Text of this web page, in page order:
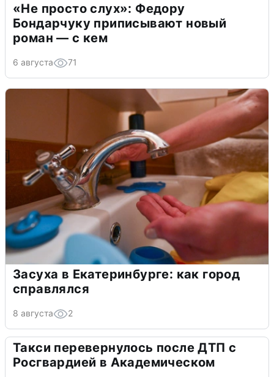
«Не просто слух»: Федору
Бондарчуку приписывают новый
роман — с кем
6 августа 71
Засуха в Екатеринбурге: как город
справлялся
8 августа 2
Такси перевернулось после ДТП с
Росгвардией в Академическом